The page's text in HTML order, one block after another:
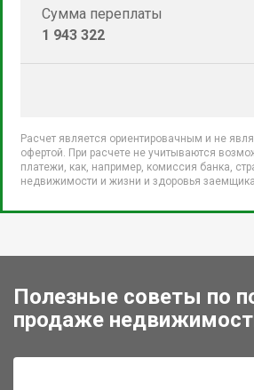
Сумма переплаты
1 943 322
Расчет является ориентировачным и не
офертой. При расчете не учитываются
платежи, как, например, комиссия банка,
недвижимости и жизни и здоровья заемщика
Полезные советы по
продаже